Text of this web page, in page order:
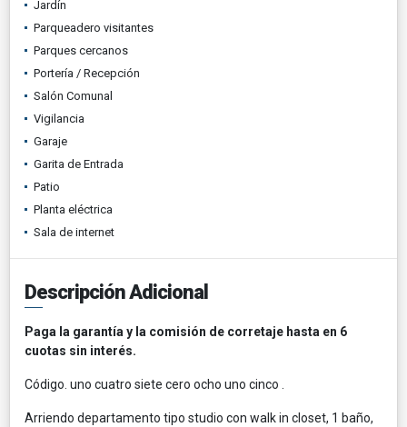
Jardín
Parqueadero visitantes
Parques cercanos
Portería / Recepción
Salón Comunal
Vigilancia
Garaje
Garita de Entrada
Patio
Planta eléctrica
Sala de internet
Descripción Adicional
Paga la garantía y la comisión de corretaje hasta en 6
cuotas sin interés.
Código. uno cuatro siete cero ocho uno cinco .
Arriendo departamento tipo studio con walk in closet, 1 baño,